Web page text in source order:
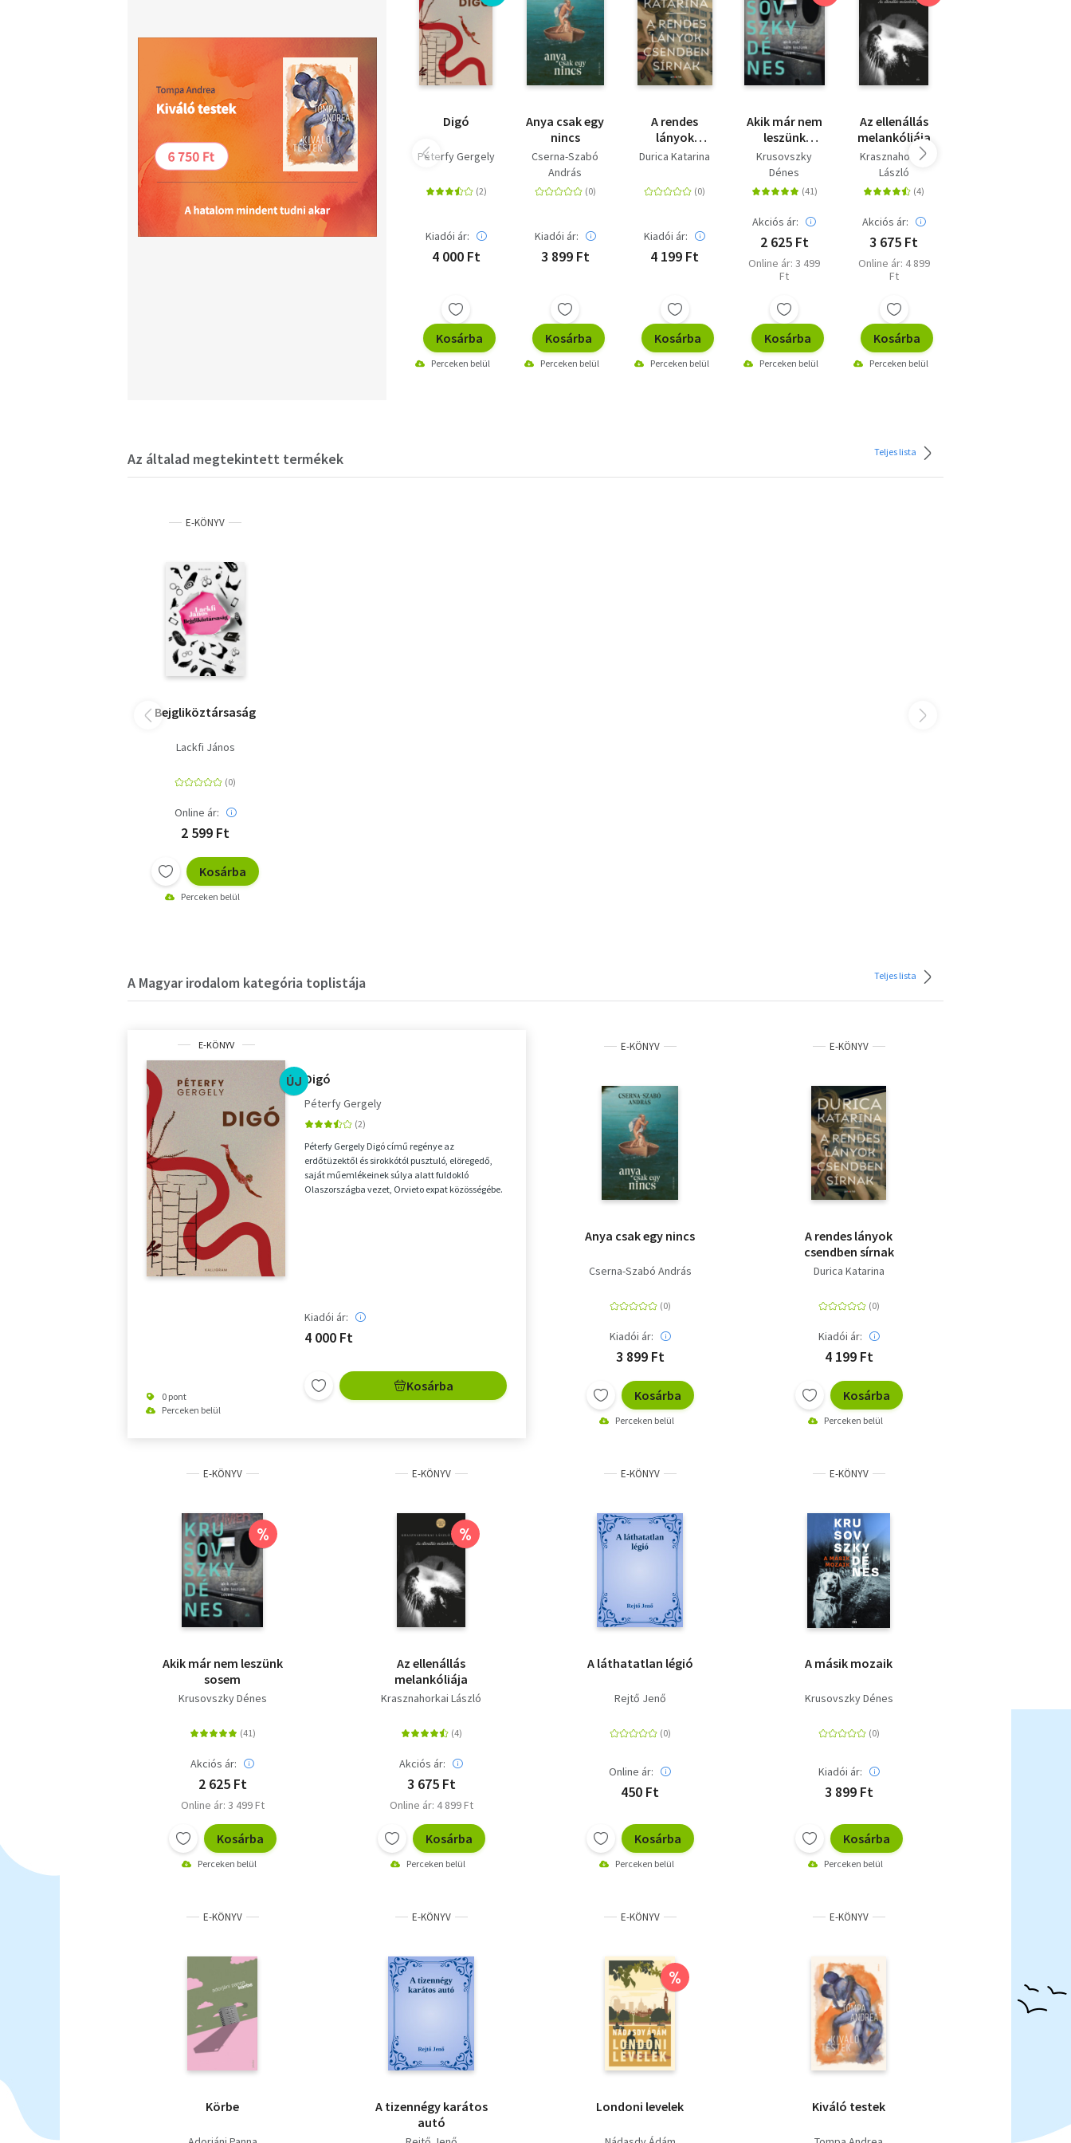
Digó
Péterfy Gergely
Kiadói ár:
4 000 Ft
Kosárba
Perceken belül
Anya csak egy
nincs
Cserna-Szabó
András
Kiadói ár:
3 899 Ft
Kosárba
Perceken belül
A ​rendes
lányok
csendben
Durica Katarina
Kiadói ár:
4 199 Ft
Kosárba
Perceken belül
Akik már nem
leszünk
sosem
Krusovszky
Dénes
Akciós ár:
2 625 Ft
Online ár: 3 499
Ft
Kosárba
Perceken belül
Az ellenállás
melankóliája
Krasznahorkai
László
Akciós ár:
3 675 Ft
Online ár: 4 899
Ft
Kosárba
Perceken belül
Az általad megtekintett termékek Teljes lista
E-KÖNYV
Bejgliköztársaság
Lackfi János
Online ár:
2 599 Ft
Kosárba
Perceken belül
A Magyar irodalom kategória toplistája Teljes lista
E-KÖNYV
ÚJ
0 pont
Perceken belül
Digó
Péterfy Gergely
Péterfy Gergely Digó című regénye az
erdőtüzektől és sirokkótól pusztuló, elöregedő,
saját műemlékeinek súlya alatt fuldokló
Olaszországba vezet, Orvieto expat közösségébe.
Kiadói ár:
4 000 Ft
Kosárba
E-KÖNYV
Anya csak egy nincs
Cserna-Szabó András
Kiadói ár:
3 899 Ft
Kosárba
Perceken belül
E-KÖNYV
A ​rendes lányok
csendben sírnak
Durica Katarina
Kiadói ár:
4 199 Ft
Kosárba
Perceken belül
E-KÖNYV
%
Akik már nem leszünk
sosem
Krusovszky Dénes
Akciós ár:
2 625 Ft
Online ár: 3 499 Ft
Kosárba
Perceken belül
E-KÖNYV
%
Az ellenállás
melankóliája
Krasznahorkai László
Akciós ár:
3 675 Ft
Online ár: 4 899 Ft
Kosárba
Perceken belül
E-KÖNYV
A láthatatlan légió
Rejtő Jenő
Online ár:
450 Ft
Kosárba
Perceken belül
E-KÖNYV
A másik mozaik
Krusovszky Dénes
Kiadói ár:
3 899 Ft
Kosárba
Perceken belül
E-KÖNYV
Körbe
E-KÖNYV
A tizennégy karátos
autó
E-KÖNYV
%
Londoni levelek
E-KÖNYV
Kiváló testek